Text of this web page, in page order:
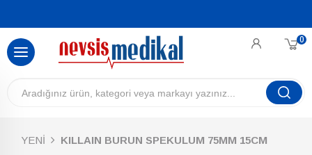
0
YENİ KILLAIN BURUN SPEKULUM 75MM 15CM